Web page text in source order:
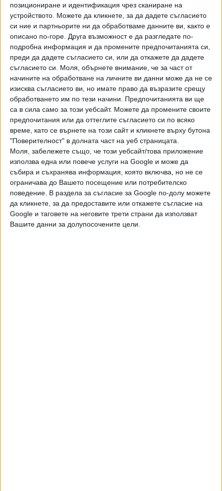
позициониране и идентификация чрез сканиране на
устройството. Можете да кликнете, за да дадете съгласието
си ние и партньорите ни да обработваме данните ви, както е
описано по-горе. Друга възможност е да разгледате по-
подробна информация и да промените предпочитанията си,
преди да дадете съгласието си, или да откажете да дадете
съгласието си.
Моля, обърнете внимание, че за част от
начините на обработване на личните ви данни може да не се
изисква съгласието ви, но имате право да възразите срещу
обработването им по тези начини. Предпочитанията ви ще
са в сила само за този уебсайт. Можете да промените своите
предпочитания или да оттеглите съгласието си по всяко
време, като се върнете на този сайт и кликнете върху бутона
"Поверителност" в долната част на уеб страницата.
Моля, забележете също, че този уебсайт/това приложение
използва една или повече услуги на Google и може да
събира и съхранява информация, която включва, но не се
ограничава до Вашето посещение или потребителско
поведение. В раздела за съгласие за Google по-долу можете
да кликнете, за да предоставите или откажете съгласие на
Google и таговете на неговите трети страни да използват
Вашите данни за долупосочените цели.
позиция на европейските столици. Унгария е била
единствената държава, противопоставила се на този
ход, който изисква единодушното одобрение на всички
27 страни. Въпросът ще бъде обсъден отново
следващата седмица.
Този ход е в съответствие с хладната позиция на
министър-председателя Петер Мадяр спрямо
членството на Украйна.
Въпреки че Мадяр не се противопостави на откриването
на първия клъстер за Украйна, неговото правителство е
настояло за заличаването на думите „възможно най-
скоро“ по отношение на членството на Киев в ЕС от
писмените заключения от срещата на лидерите на ЕС в
Брюксел миналата седмица, според един от
дипломатите.
По време на пресконференция в края на заседанието на
Европейския съвет миналата седмица Мадяр затвърди